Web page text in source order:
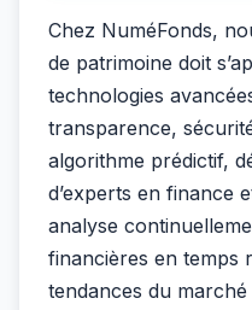
Chez NuméFonds,
de patrimoine doit
technologies
transparence,
algorithme prédictif,
d’experts en finance
analyse
financières en temps
tendances du marché